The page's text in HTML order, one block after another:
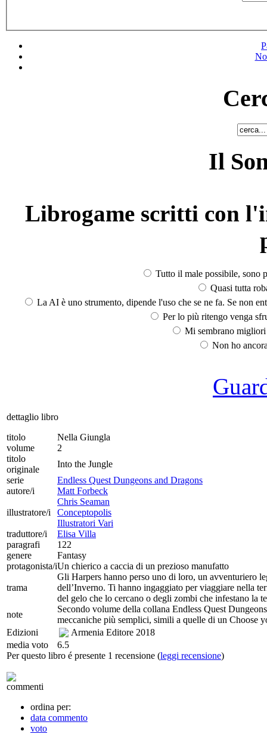
Il
Librogame scritti con
Tutto il male possibile, sono
Quasi tutta
La AI è uno strumento, dipende l'uso che se ne fa. Se non
Per lo più ritengo venga
Mi sembrano
Non ho
dettaglio libro
titolo
Nella Giungla
volume
2
titolo
originale
Into the Jungle
serie
Endless Quest Dungeons and Dragons
autore/i
Matt Forbeck
illustratore/i
Chris Seaman
Conceptopolis
Illustratori Vari
traduttore/i
Elisa Villa
paragrafi
122
genere
Fantasy
protagonista/iUn chierico a caccia di un prezioso manufatto
trama
Gli Harpers hanno perso uno di loro, un avventuriero
dell’Inverno. Ti hanno ingaggiato per viaggiare nella
del gelo che lo cercano o degli zombi che infestano la
note
Secondo volume della collana Endless Quest
meccaniche più semplici, simili a quelle di un Choose
Edizioni
Armenia Editore 2018
media voto
6.5
Per questo libro é presente 1 recensione (leggi recensione)
commenti
ordina per:
data commento
voto